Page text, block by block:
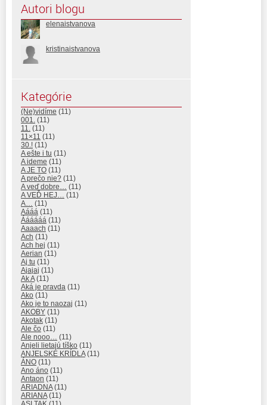
Autori blogu
elenaistvanova
kristinaistvanova
Kategórie
(Ne)vidíme (11)
001. (11)
11. (11)
11×11 (11)
30.! (11)
A ešte i tu (11)
A ideme (11)
A JE TO (11)
A prečo nie? (11)
A veď dobre… (11)
A VEĎ HEJ… (11)
A… (11)
Aááá (11)
Áááááá (11)
Aaaach (11)
Ach (11)
Ach hej (11)
Aerian (11)
Aj tu (11)
Ajajaj (11)
Ak A(11)
Aká je pravda (11)
Ako (11)
Ako je to naozaj (11)
AKOBY (11)
Akotak (11)
Ale čo (11)
Ale nooo… (11)
Anjeli lietajú tíško (11)
ANJELSKÉ KRÍDLA(11)
ÁNO (11)
Ano áno (11)
Antaon (11)
ARIADNA(11)
ARIANA(11)